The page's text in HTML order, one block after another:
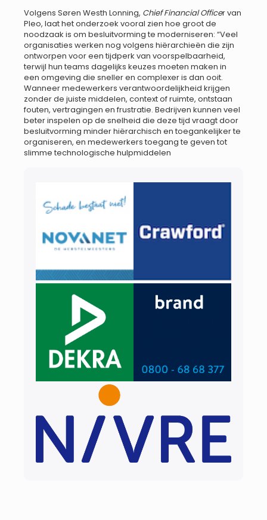
Volgens Søren Westh Lonning, Chief Financial Officer van
Pleo, laat het onderzoek vooral zien hoe groot de
noodzaak is om besluitvorming te moderniseren: “Veel
organisaties werken nog volgens hiërarchieën die zijn
ontworpen voor een tijdperk van voorspelbaarheid,
terwijl hun teams dagelijks keuzes moeten maken in
een omgeving die sneller en complexer is dan ooit.
Wanneer medewerkers verantwoordelijkheid krijgen
zonder de juiste middelen, context of ruimte, ontstaan
fouten, vertragingen en frustratie. Bedrijven kunnen veel
beter inspelen op de snelheid die deze tijd vraagt door
besluitvorming minder hiërarchisch en toegankelijker te
organiseren, en medewerkers toegang te geven tot
slimme technologische hulpmiddelen